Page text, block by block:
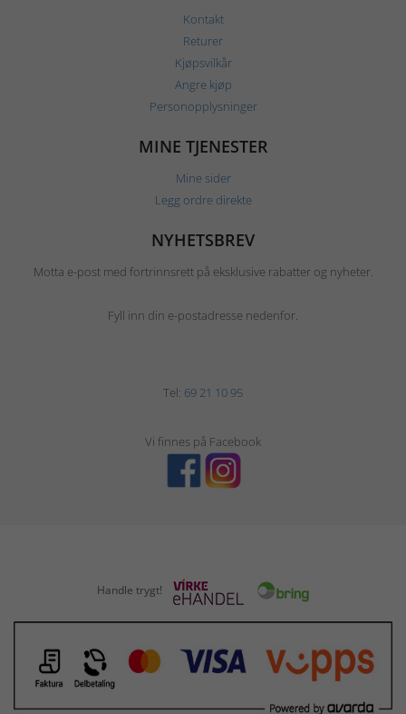
Kontakt
Returer
Kjøpsvilkår
Angre kjøp
Personopplysninger
MINE TJENESTER
Mine sider
Legg ordre direkte
NYHETSBREV
Motta e-post med fortrinnsrett på eksklusive rabatter og nyheter.
Fyll inn din e-postadresse nedenfor.
Tel: 69 21 10 95
Vi finnes på Facebook
Handle trygt!